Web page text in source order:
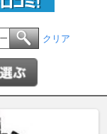
クリア